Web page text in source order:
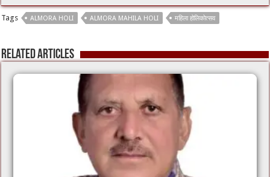
e
b
o
o
tt
er
ai
l
at
sA
p
p
Tags ALMORA HOLI ALMORA MAHILA HOLI महिला होलिकोत्सव
Related Articles